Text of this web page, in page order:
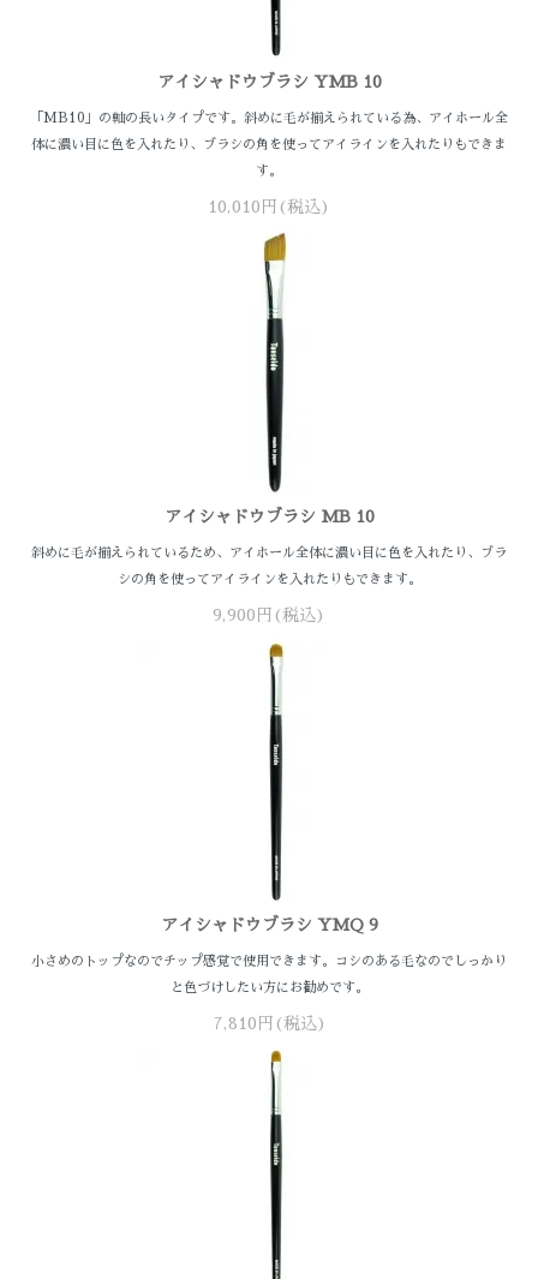
アイシャドウブラシ YMB 10
「MB10」の軸の長いタイプです。斜めに毛が揃えられている為、アイホール全
体に濃い目に色を入れたり、ブラシの角を使ってアイラインを入れたりもできま
す。
10,010円(税込)
アイシャドウブラシ MB 10
斜めに毛が揃えられているため、アイホール全体に濃い目に色を入れたり、ブラ
シの角を使ってアイラインを入れたりもできます。
9,900円(税込)
アイシャドウブラシ YMQ 9
小さめのトップなのでチップ感覚で使用できます。コシのある毛なのでしっかり
と色づけしたい方にお勧めです。
7,810円(税込)